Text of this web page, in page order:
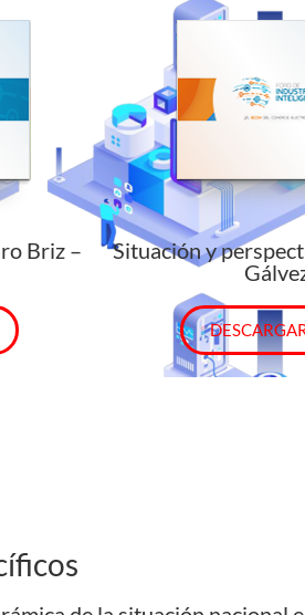
Briz –
Situación y